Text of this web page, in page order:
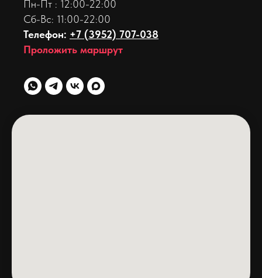
Пн-Пт : 12:00-22:00
Сб-Вс: 11:00-22:00
Телефон: +7 (3952) 707-038
Проложить маршрут